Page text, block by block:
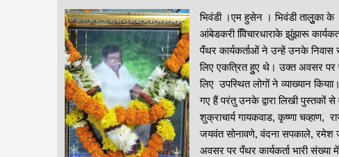
भिवंडी ।एम हुसेन । भिवंडी तालुुुका
आंबेडकरी वििचारधाराके झुंझारू
पँथर कार्यकर्ताओं ने उन्हें उनके
लिए एकत्रित हुुए थे। उक्त अवसर पर
लिए उपस्थित लोगों ने व्याख्यान
गए हैं परंतु उनके द्वारा लिखी पुस्तकों
शुक्राचार्य गायकवाड, कृष्णा चव्हाण,
जयवंत सोनावणे, वंदना सपकाले, रमेश
अवसर पर पँथर कार्यकर्ता भारी संख्या